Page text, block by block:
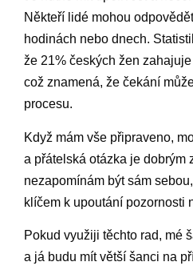
Někteří lidé mohou
hodinách nebo dnech.
že 21% českých žen
což znamená, že čekání
procesu.
Když mám vše připraveno,
a přátelská otázka je dobrým
nezapomínám být sám
klíčem k upoutání pozornosti
Pokud využiji těchto rad, mé
a já budu mít větší šanci na